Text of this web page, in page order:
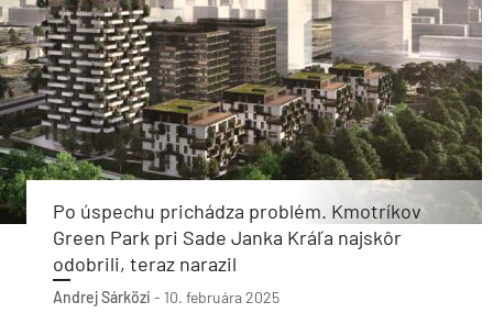
Po úspechu prichádza problém. Kmotríkov
Green Park pri Sade Janka Kráľa najskôr
odobrili, teraz narazil
Andrej Sárközi - 10. februára 2025